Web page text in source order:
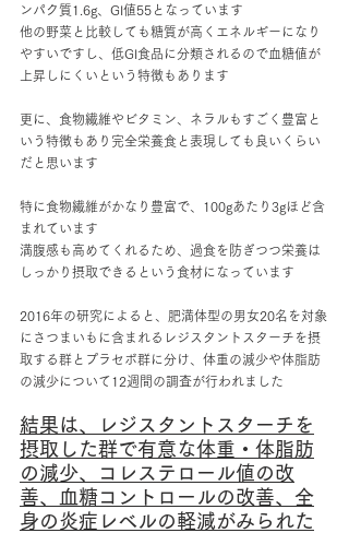
ンパク質1.6g、GI値55となっています
他の野菜と比較しても糖質が高くエネルギーになり
やすいですし、低GI食品に分類されるので血糖値が
上昇しにくいという特徴もあります
更に、食物繊維やビタミン、ネラルもすごく豊富と
いう特徴もあり完全栄養食と表現しても良いくらい
だと思います
特に食物繊維がかなり豊富で、100gあたり3gほど含
まれています
満腹感も高めてくれるため、過食を防ぎつつ栄養は
しっかり摂取できるという食材になっています
2016年の研究によると、肥満体型の男女20名を対象
にさつまいもに含まれるレジスタントスターチを摂
取する群とプラセボ群に分け、体重の減少や体脂肪
の減少について12週間の調査が行われました
結果は、レジスタントスターチを
摂取した群で有意な体重・体脂肪
の減少、コレステロール値の改
善、血糖コントロールの改善、全
身の炎症レベルの軽減がみられた